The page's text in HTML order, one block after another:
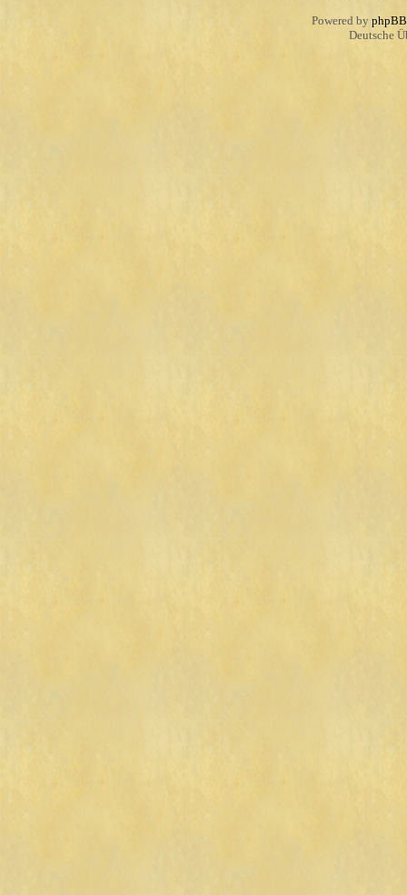
Powered by phpBB
Deutsche